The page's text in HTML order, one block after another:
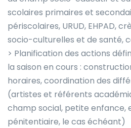
scolaires primaires et
périscolaires, URUD, EHPAD,
socio-culturelles et de santé,
> Planification des actions
la saison en cours :
horaires, coordination des
(artistes et référents
champ social, petite enfance,
pénitentiaire, le cas échéant)